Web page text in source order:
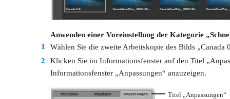
Anwenden einer Voreinstellung der Kategorie
Wählen Sie die zweite Arbeitskopie des Bilds „Canada
1
Klicken Sie im Informationsfenster auf den Titel
2
Informationsfenster „Anpassungen“ anzuzeigen.
Titel „Anpassungen“